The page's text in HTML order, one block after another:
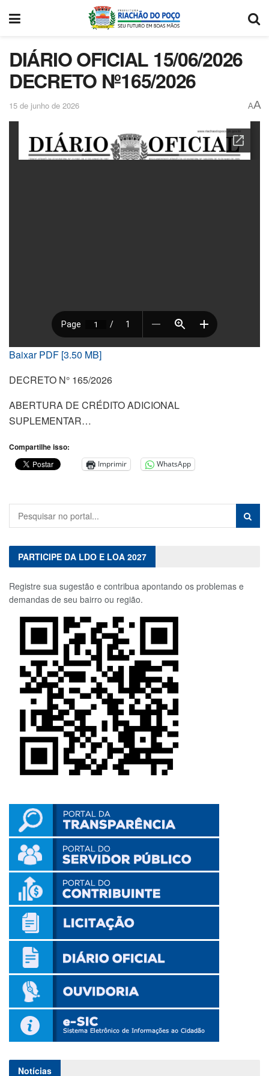
DIÁRIO OFICIAL 15/06/2026
DECRETO Nº165/2026
15 de junho de 2026 AA
Baixar PDF [3.50 MB]
DECRETO N° 165/2026
ABERTURA DE CRÉDITO ADICIONAL
SUPLEMENTAR…
Compartilhe isso:
Imprimir WhatsApp
PARTICIPE DA LDO E LOA 2027
Registre sua sugestão e contribua apontando os problemas e
demandas de seu bairro ou região.
Notícias